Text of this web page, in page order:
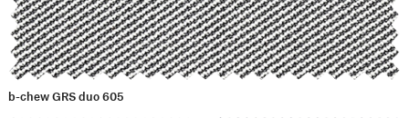
b-chew GRS duo 605